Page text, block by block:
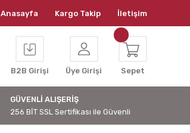
Anasayfa Kargo Takip İletişim
B2B Girişi Üye Girişi Sepet
GÜVENLİ ALIŞERİŞ
256 BİT SSL Sertifikası ile Güvenli